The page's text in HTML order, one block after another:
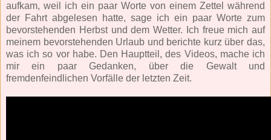
aufkam, weil ich ein paar Worte von einem Zettel während
der Fahrt abgelesen hatte, sage ich ein paar Worte zum
bevorstehenden Herbst und dem Wetter. Ich freue mich auf
meinem bevorstehenden Urlaub und berichte kurz über das,
was ich so vor habe. Den Hauptteil, des Videos, mache ich
mir ein paar Gedanken, über die Gewalt und
fremdenfeindlichen Vorfälle der letzten Zeit.